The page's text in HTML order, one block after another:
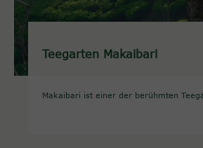
Teegarten Makaibari
Makaibari ist einer der berühmten